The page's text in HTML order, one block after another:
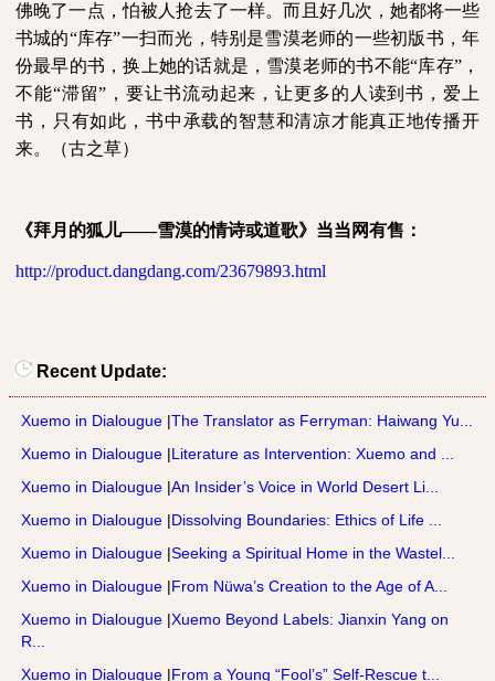
佛晚了一点，怕被人抢去了一样。而且好几次，她都将一些
书城的“库存”一扫而光，特别是雪漠老师的一些初版书，年
份最早的书，换上她的话就是，雪漠老师的书不能“库存”，
不能“滞留”，要让书流动起来，让更多的人读到书，爱上
书，只有如此，书中承载的智慧和清凉才能真正地传播开
来。（古之草）
《拜月的狐儿——雪漠的情诗或道歌》当当网有售：
http://product.dangdang.com/23679893.html
Recent Update:
Xuemo in Dialougue |The Translator as Ferryman: Haiwang Yu...
Xuemo in Dialougue |Literature as Intervention: Xuemo and ...
Xuemo in Dialougue |An Insider’s Voice in World Desert Li...
Xuemo in Dialougue |Dissolving Boundaries: Ethics of Life ...
Xuemo in Dialougue |Seeking a Spiritual Home in the Wastel...
Xuemo in Dialougue |From Nüwa’s Creation to the Age of A...
Xuemo in Dialougue |Xuemo Beyond Labels: Jianxin Yang on
R...
Xuemo in Dialougue |From a Young “Fool’s” Self-Rescue t...